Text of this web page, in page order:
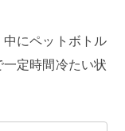
にペットボトル
定時間冷たい状